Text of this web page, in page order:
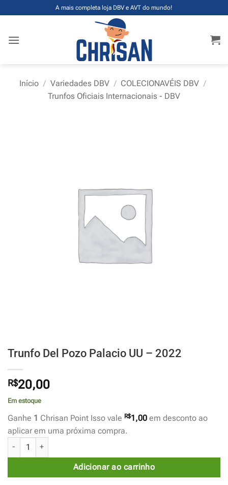
to
A mais completa loja DBV e AVT do mundo!
Início / Variedades DBV / COLECIONAVÉIS DBV /
Trunfos Oficiais Internacionais - DBV
Trunfo Del Pozo Palacio UU – 2022
R$20,00
Em estoque
Ganhe 1 Chrisan Point Isso vale R$1,00 em desconto ao
aplicar em uma próxima compra.
Trunfo Del Pozo Palacio UU - 2022 quantidade
Adicionar ao carrinho